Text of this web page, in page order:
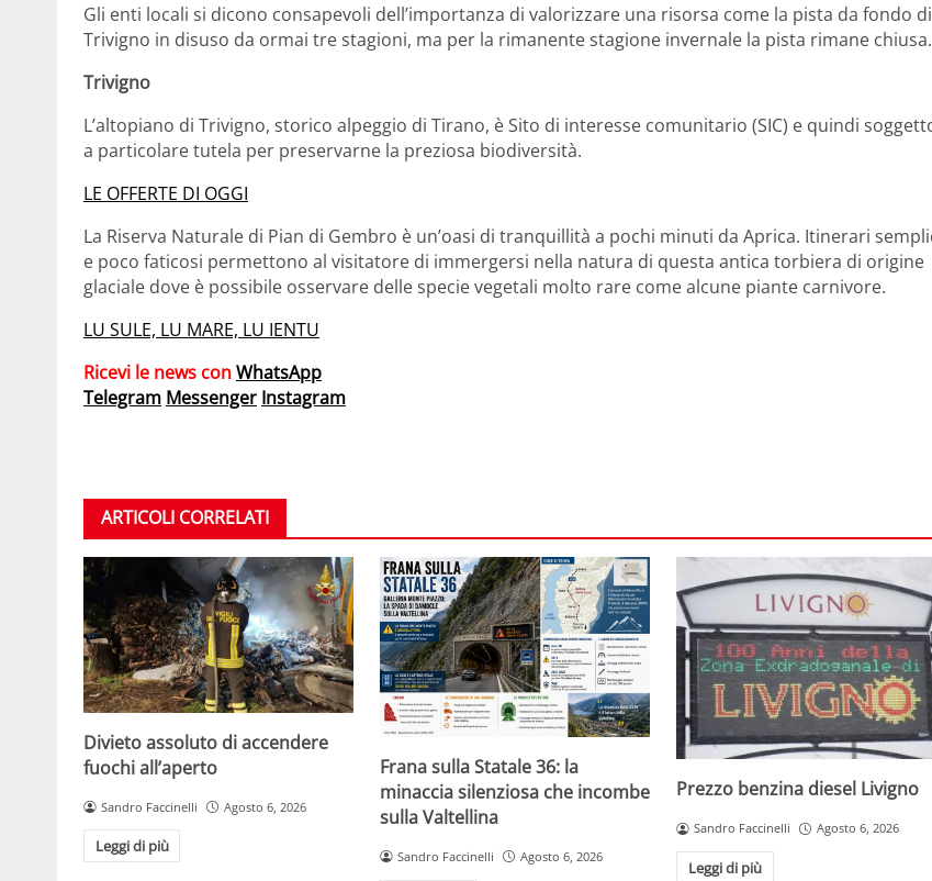
Gli enti locali si dicono consapevoli dell’importanza di valorizzare una risorsa come la pista da fondo di
Trivigno in disuso da ormai tre stagioni, ma per la rimanente stagione invernale la pista rimane chiusa.
Trivigno
L’altopiano di Trivigno, storico alpeggio di Tirano, è Sito di interesse comunitario (SIC) e quindi
a particolare tutela per preservarne la preziosa biodiversità.
LE OFFERTE DI OGGI
La Riserva Naturale di Pian di Gembro è un’oasi di tranquillità a pochi minuti da Aprica. Itinerari
e poco faticosi permettono al visitatore di immergersi nella natura di questa antica torbiera di origine
glaciale dove è possibile osservare delle specie vegetali molto rare come alcune piante carnivore.
LU SULE, LU MARE, LU IENTU
Ricevi le news conWhatsApp
Telegram Messenger Instagram
ARTICOLI CORRELATI
Divieto assoluto di accendere
fuochi all’aperto
Sandro Faccinelli Agosto 6, 2026
Leggi di più
Frana sulla Statale 36: la
minaccia silenziosa che incombe
sulla Valtellina
Sandro Faccinelli Agosto 6, 2026
Prezzo benzina diesel Livigno
Sandro Faccinelli Agosto 6, 2026
Leggi di più